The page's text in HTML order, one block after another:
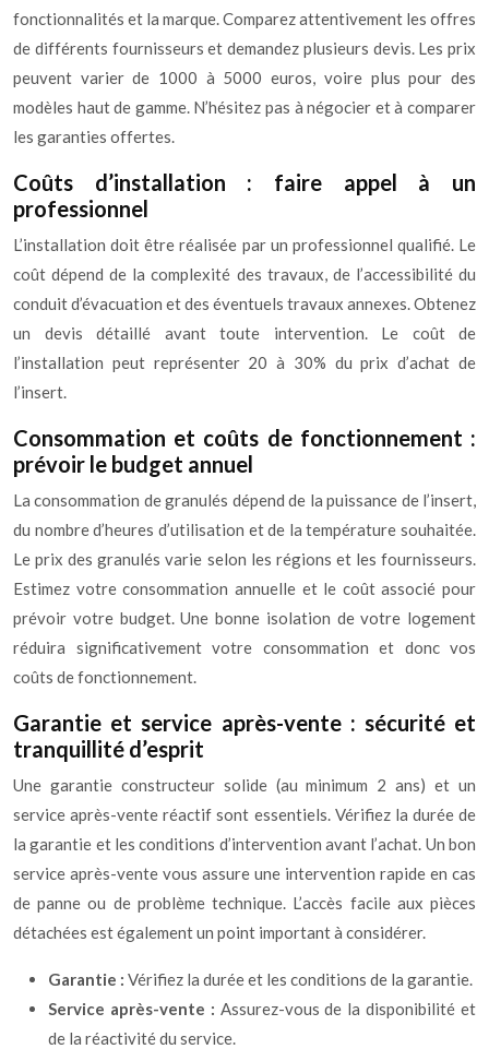
fonctionnalités et la marque. Comparez attentivement les offres
de différents fournisseurs et demandez plusieurs devis. Les prix
peuvent varier de 1000 à 5000 euros, voire plus pour des
modèles haut de gamme. N’hésitez pas à négocier et à comparer
les garanties offertes.
Coûts d’installation : faire appel à un
professionnel
L’installation doit être réalisée par un professionnel qualifié. Le
coût dépend de la complexité des travaux, de l’accessibilité du
conduit d’évacuation et des éventuels travaux annexes. Obtenez
un devis détaillé avant toute intervention. Le coût de
l’installation peut représenter 20 à 30% du prix d’achat de
l’insert.
Consommation et coûts de fonctionnement :
prévoir le budget annuel
La consommation de granulés dépend de la puissance de l’insert,
du nombre d’heures d’utilisation et de la température souhaitée.
Le prix des granulés varie selon les régions et les fournisseurs.
Estimez votre consommation annuelle et le coût associé pour
prévoir votre budget. Une bonne isolation de votre logement
réduira significativement votre consommation et donc vos
coûts de fonctionnement.
Garantie et service après-vente : sécurité et
tranquillité d’esprit
Une garantie constructeur solide (au minimum 2 ans) et un
service après-vente réactif sont essentiels. Vérifiez la durée de
la garantie et les conditions d’intervention avant l’achat. Un bon
service après-vente vous assure une intervention rapide en cas
de panne ou de problème technique. L’accès facile aux pièces
détachées est également un point important à considérer.
Garantie : Vérifiez la durée et les conditions de la garantie.
Service après-vente : Assurez-vous de la disponibilité et
de la réactivité du service.